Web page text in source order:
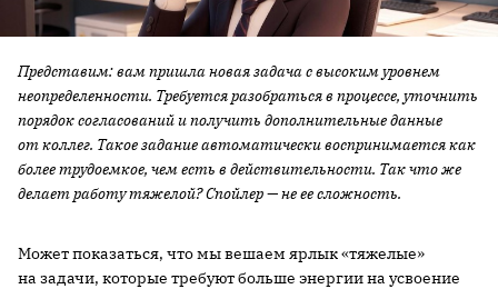
Представим: вам пришла новая задача с высоким уровнем
неопределенности. Требуется разобраться в процессе, уточнить
порядок согласований и получить дополнительные данные
от коллег. Такое задание автоматически воспринимается как
более трудоемкое, чем есть в действительности. Так что же
делает работу тяжелой? Спойлер — не ее сложность.
Может показаться, что мы вешаем ярлык «тяжелые»
на задачи, которые требуют больше энергии на усвоение